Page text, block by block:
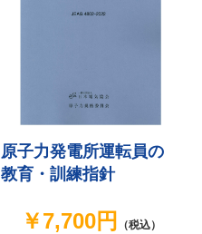
原子力発電所運転員の
教育・訓練指針
￥7,700円 （税込）